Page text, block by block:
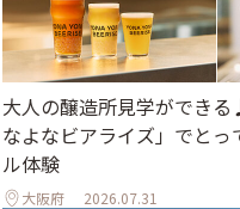
大人の醸造所見学ができ
なよなビアライズ」でと
ル体験
大阪府 2026.07.31